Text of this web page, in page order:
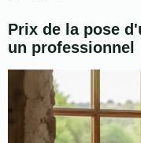
Prix de la pose
un professionnel